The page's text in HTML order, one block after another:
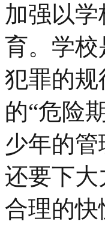
加强以
育。学
犯罪的
的“危险
少年的
还要下
合理的快